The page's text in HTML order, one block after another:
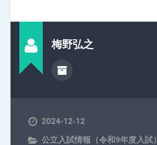
梅野弘之
2024-12-12
公立入試情報（令和9年度入試）